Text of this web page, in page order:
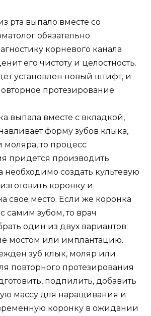
рта выпало вместе со
обязательно
корневого канала
его чистоту и целостность.
установлен новый штифт, и
протезирование.
выпала вместе с вкладкой,
форму зубов клыка,
то процесс
придется производить
необходимо создать культевую
коронку и
свое место. Если же коронка
самим зубом, то врач
один из двух вариантов:
мостом или имплантацию.
зуб клык, моляр или
повторного протезирования
подпилить, добавить
массу для наращивания и
коронку в ожидании